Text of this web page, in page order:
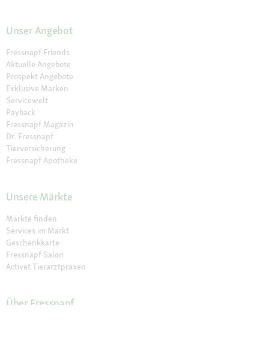
Unser Angebot
Fressnapf Friends
Aktuelle Angebote
Prospekt Angebote
Exklusive Marken
Servicewelt
Payback
Fressnapf Magazin
Dr. Fressnapf
Tierversicherung
Fressnapf Apotheke
Unsere Märkte
Märkte finden
Services im Markt
Geschenkkarte
Fressnapf Salon
Activet Tierarztpraxen
Über Fressnapf